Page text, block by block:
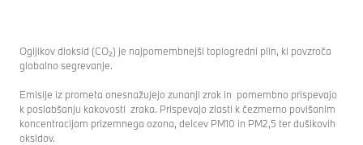
Ogljikov dioksid (CO₂) je najpomembnejši toplogredni plin, ki povzroča
globalno segrevanje.
Emisije iz prometa onesnažujejo zunanji zrak in pomembno prispevajo
k poslabšanju kakovosti zraka. Prispevajo zlasti k čezmerno povišanim
koncentracijam prizemnega ozona, delcev PM10 in PM2,5 ter dušikovih
oksidov.